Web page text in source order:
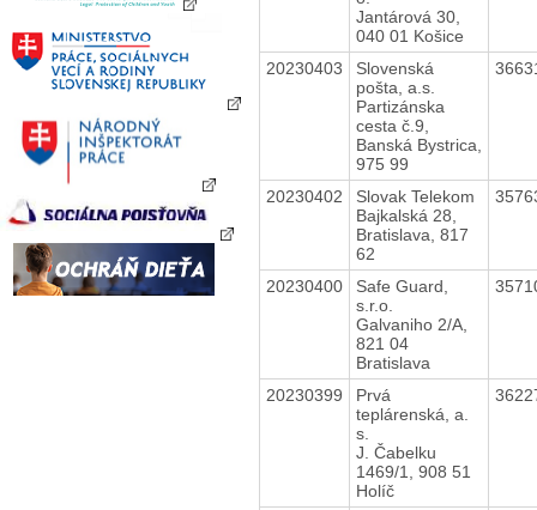
Jantárová 30,
040 01 Košice
20230403
Slovenská
pošta, a.s.
Partizánska
cesta č.9,
Banská Bystrica,
975 99
20230402
Slovak Telekom
Bajkalská 28,
Bratislava, 817
62
20230400
Safe Guard,
s.r.o.
Galvaniho 2/A,
821 04
Bratislava
20230399
Prvá
teplárenská, a.
s.
J. Čabelku
1469/1, 908 51
Holíč